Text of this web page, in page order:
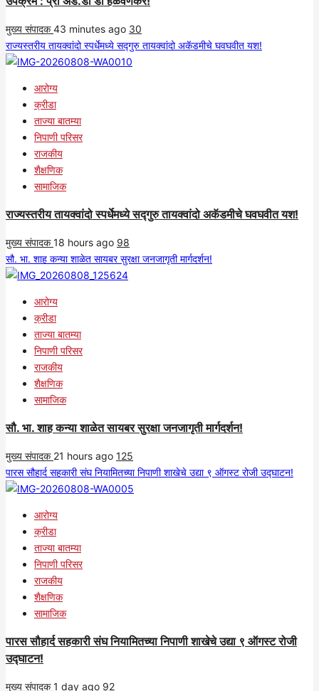
मुख्य संपादक43 minutes ago 30
राज्यस्तरीय तायक्वांदो स्पर्धेमध्ये सद्गुरु तायक्वांदो अकॅडमीचे घवघवीत यश!
आरोग्य
क्रीडा
ताज्या बातम्या
निपाणी परिसर
राजकीय
शैक्षणिक
सामाजिक
राज्यस्तरीय तायक्वांदो स्पर्धेमध्ये सद्गुरु तायक्वांदो अकॅडमीचे घवघवीत यश!
मुख्य संपादक18 hours ago 98
सौ. भा. शाह कन्या शाळेत सायबर सुरक्षा जनजागृती मार्गदर्शन!
आरोग्य
क्रीडा
ताज्या बातम्या
निपाणी परिसर
राजकीय
शैक्षणिक
सामाजिक
सौ. भा. शाह कन्या शाळेत सायबर सुरक्षा जनजागृती मार्गदर्शन!
मुख्य संपादक 21 hours ago 125
पारस सौहार्द सहकारी संघ नियामितच्या निपाणी शाखेचे उद्या ९ ऑगस्ट रोजी उद्घाटन!
आरोग्य
क्रीडा
ताज्या बातम्या
निपाणी परिसर
राजकीय
शैक्षणिक
सामाजिक
पारस सौहार्द सहकारी संघ नियामितच्या निपाणी शाखेचे उद्या ९ ऑगस्ट रोजी
उद्घाटन!
मुख्य संपादक1 day ago 92